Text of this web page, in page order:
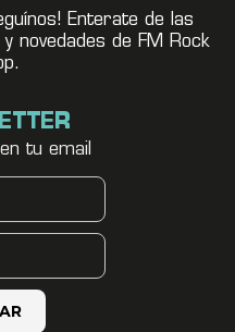
Enterate de las
novedades de FM Rock
tu email